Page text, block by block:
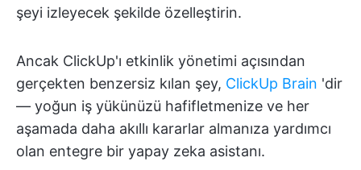
şeyi izleyecek şekilde özelleştirin.
Ancak ClickUp'ı etkinlik yönetimi açısından
gerçekten benzersiz kılan şey, ClickUp Brain 'dir
— yoğun iş yükünüzü hafifletmenize ve her
aşamada daha akıllı kararlar almanıza yardımcı
olan entegre bir yapay zeka asistanı.